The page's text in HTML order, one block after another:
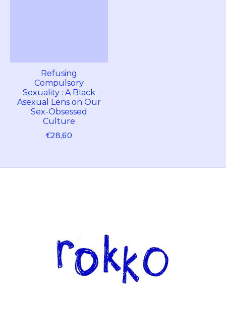
Refusing
Compulsory
Sexuality : A Black
Asexual Lens on Our
Sex-Obsessed
Culture
€28,60